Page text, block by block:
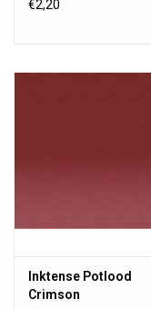
€2,20
Inktense Potlood
Crimson